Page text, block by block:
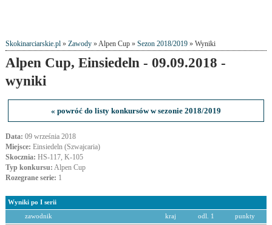
Skokinarciarskie.pl» Zawody» Alpen Cup » Sezon 2018/2019» Wyniki
Alpen Cup, Einsiedeln - 09.09.2018 -
wyniki
« powróć do listy konkursów w sezonie 2018/2019
Data: 09 września 2018
Miejsce: Einsiedeln (Szwajcaria)
Skocznia: HS-117, K-105
Typ konkursu: Alpen Cup
Rozegrane serie: 1
Wyniki po I serii
zawodnik kraj odl. 1 punkty